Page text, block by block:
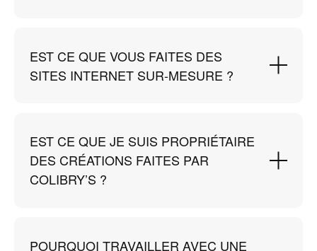
EST CE QUE VOUS FAITES DES
SITES INTERNET SUR-MESURE ?
EST CE QUE JE SUIS PROPRIÉTAIRE
DES CRÉATIONS FAITES PAR
COLIBRY’S ?
POURQUOI TRAVAILLER AVEC UNE